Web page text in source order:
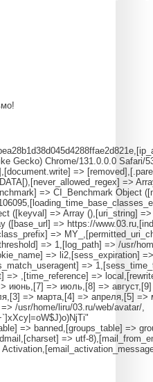
Gecko) Chrome/131.0.0.0 Safari/
=>
=>
=> CI_Benchmark Object
([keyval] => Array (),[uri_string]
=> https://
=>
=> 1,[log_path] => /usr/
=> li2,[sess_expiration]
=>
=> ,[time_reference] =>
июнь,[7] => июль,[8] => август,[9]
=> марта,[4] => апреля,[5]
/usr/home/liru/03.ru/web/avatar/,
=> banned,[groups_table] =>
=> utf-